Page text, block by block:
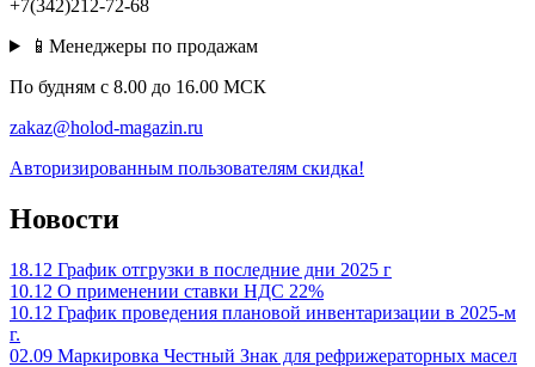
+7(342)212-72-68
📱Менеджеры по продажам
По будням c 8.00 до 16.00 МСК
zakaz@holod-magazin.ru
Авторизированным пользователям скидка!
Новости
18.12 График отгрузки в последние дни 2025 г
10.12 О применении ставки НДС 22%
10.12 График проведения плановой инвентаризации в 2025-м
г.
02.09 Маркировка Честный Знак для рефрижераторных масел